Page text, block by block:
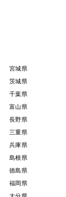
宮城県
茨城県
千葉県
富山県
長野県
三重県
兵庫県
島根県
徳島県
福岡県